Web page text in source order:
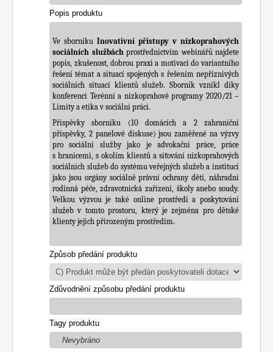
Popis produktu
Ve sborníku Inovativní přístupy v nízkoprahových
sociálních službách prostřednictvím webinářů najdete
popis, zkušenost, dobrou praxi a motivaci do variantního
řešení témat a situací spojených s řešením nepříznivých
sociálních situací klientů služeb. Sborník vznikl díky
konferenci Terénní a nízkoprahové programy 2020/21 –
Limity a etika v sociální práci.
Příspěvky sborníku (10 domácích a 2 zahraniční
příspěvky, 2 panelové diskuse) jsou zaměřené na výzvy
pro sociální služby jako je advokační práce, práce
s hranicemi, s okolím klientů a síťování nízkoprahových
sociálních služeb do systému veřejných služeb a institucí
jako jsou orgány sociálně právní ochrany dětí, náhradní
rodinná péče, zdravotnická zařízení, školy anebo soudy.
Velkou výzvou je také online prostředí a poskytování
služeb v tomto prostoru, který je zejména pro dětské
klienty jejich přirozeným prostředím.
Způsob předání produktu
Zdůvodnění způsobu předání produktu
Tagy produktu
Nevybráno